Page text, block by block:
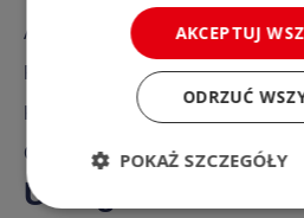
Aktualności
Gdzie działamy?
Usługi
AKCEPTUJ
ODRZUĆ
POKAŻ SZCZEGÓŁY